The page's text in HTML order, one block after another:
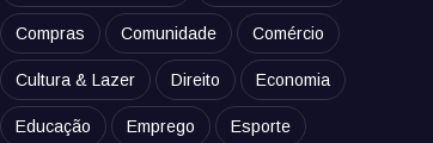
Compras Comunidade Comércio
Cultura & Lazer Direito Economia
Educação Emprego Esporte